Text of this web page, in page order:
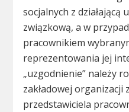
socjalnych z działającą
związkową, a w
pracownikiem
reprezentowania jej
„uzgodnienie” należy
zakładowej organizacji
przedstawiciela